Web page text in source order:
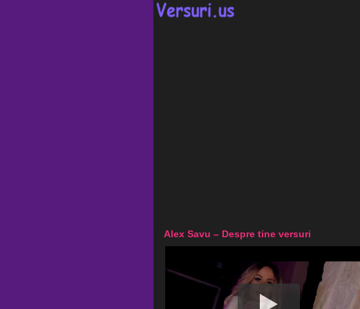
Alex Savu – Despre tine versuri